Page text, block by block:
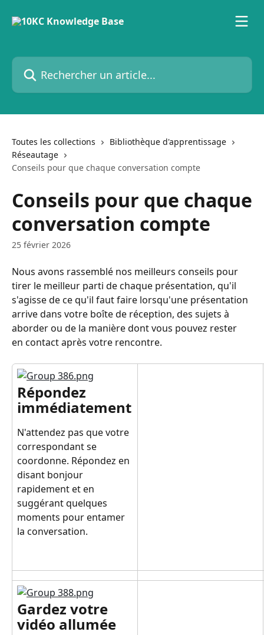
Rechercher un article...
Toutes les collections
Bibliothèque d'apprentissage
Réseautage
Conseils pour que chaque conversation compte
Conseils pour que chaque
conversation compte
25 février 2026
Nous avons rassemblé nos meilleurs conseils pour
tirer le meilleur parti de chaque présentation, qu'il
s'agisse de ce qu'il faut faire lorsqu'une présentation
arrive dans votre boîte de réception, des sujets à
aborder ou de la manière dont vous pouvez rester
en contact après votre rencontre.
Répondez
immédiatement
N'attendez pas que votre
correspondant se
coordonne. Répondez en
disant bonjour
rapidement et en
suggérant quelques
moments pour entamer
la conversation.
Gardez votre
vidéo allumée